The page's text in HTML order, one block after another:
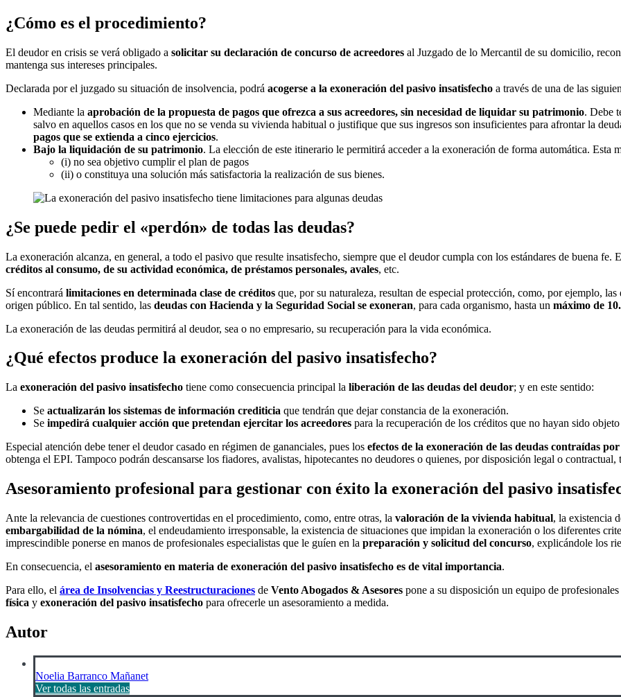
¿Cómo es el procedimiento?
El deudor en crisis se verá obligado a solicitar su declaración de concurso de acreedores al Juzgado de lo Mercantil de su domicilio,
mantenga sus intereses principales.
Declarada por el juzgado su situación de insolvencia, podrá acogerse a la exoneración del pasivo insatisfecho a través de una de las
Mediante la aprobación de la propuesta de pagos que ofrezca a sus acreedores, sin necesidad de liquidar su patrimonio. Debe
salvo en aquellos casos en los que no se venda su vivienda habitual o justifique que sus ingresos son insuficientes para afrontar la
pagos que se extienda a cinco ejercicios.
Bajo la liquidación de su patrimonio. La elección de este itinerario le permitirá acceder a la exoneración de forma automática. Esta
(i) no sea objetivo cumplir el plan de pagos
(ii) o constituya una solución más satisfactoria la realización de sus bienes.
¿Se puede pedir el «perdón» de todas las deudas?
La exoneración alcanza, en general, a todo el pasivo que resulte insatisfecho, siempre que el deudor cumpla con los estándares de buena fe.
créditos al consumo, de su actividad económica, de préstamos personales, avales, etc.
Sí encontrará limitaciones en determinada clase de créditos que, por su naturaleza, resultan de especial protección, como, por ejemplo,
origen público. En tal sentido, las deudas con Hacienda y la Seguridad Social se exoneran, para cada organismo, hasta un máximo de
La exoneración de las deudas permitirá al deudor, sea o no empresario, su recuperación para la vida económica.
¿Qué efectos produce la exoneración del pasivo insatisfecho?
La exoneración del pasivo insatisfecho tiene como consecuencia principal la liberación de las deudas del deudor; y en este sentido:
Se actualizarán los sistemas de información crediticia que tendrán que dejar constancia de la exoneración.
Se impedirá cualquier acción que pretendan ejercitar los acreedores para la recuperación de los créditos que no hayan sido
Especial atención debe tener el deudor casado en régimen de gananciales, pues los efectos de la exoneración de las deudas contraídas
obtenga el EPI. Tampoco podrán descansarse los fiadores, avalistas, hipotecantes no deudores o quienes, por disposición legal o
Asesoramiento profesional para gestionar con éxito la exoneración del pasivo
Ante la relevancia de cuestiones controvertidas en el procedimiento, como, entre otras, la valoración de la vivienda habitual, la existencia
embargabilidad de la nómina, el endeudamiento irresponsable, la existencia de situaciones que impidan la exoneración o los diferentes
imprescindible ponerse en manos de profesionales especialistas que le guíen en la preparación y solicitud del concurso, explicándole los
En consecuencia, el asesoramiento en materia de exoneración del pasivo insatisfecho es de vital importancia.
Para ello, el área de Insolvencias y Reestructuraciones de Vento Abogados & Asesores pone a su disposición un equipo de
física y exoneración del pasivo insatisfecho para ofrecerle un asesoramiento a medida.
Autor
Noelia Barranco Mañanet
Ver todas las entradas